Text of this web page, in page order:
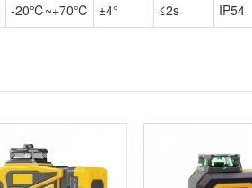
-20℃~+70℃ ±4° ≤2s IP54